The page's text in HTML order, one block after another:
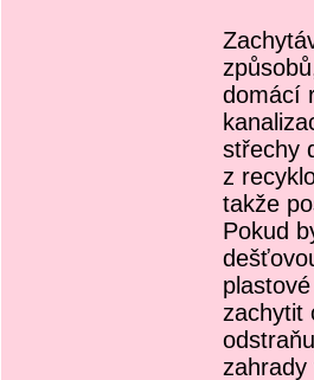
domácí
střechy
z
takže
Pokud
zachytit